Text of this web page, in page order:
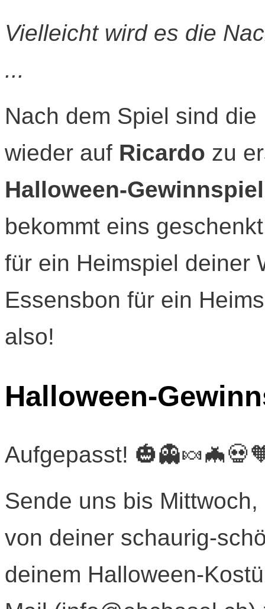
Vielleicht wird es die
...
Nach dem Spiel sind
wieder auf Ricardo zu
Halloween-Gewinnspiel
bekommt eins
für ein Heimspiel deiner
Essensbon für ein
also!
Halloween-
Aufgepasst!
Sende uns bis
von deiner schaurig-
deinem Halloween-